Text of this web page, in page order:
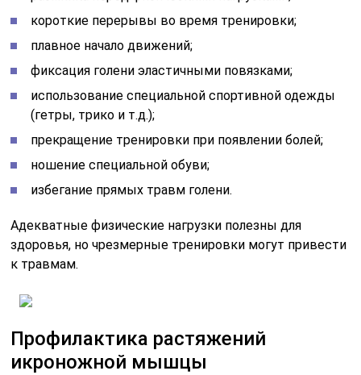
короткие перерывы во время тренировки;
плавное начало движений;
фиксация голени эластичными повязками;
использование специальной спортивной одежды
(гетры, трико и т.д.);
прекращение тренировки при появлении болей;
ношение специальной обуви;
избегание прямых травм голени.
Адекватные физические нагрузки полезны для
здоровья, но чрезмерные тренировки могут привести
к травмам.
Профилактика растяжений
икроножной мышцы